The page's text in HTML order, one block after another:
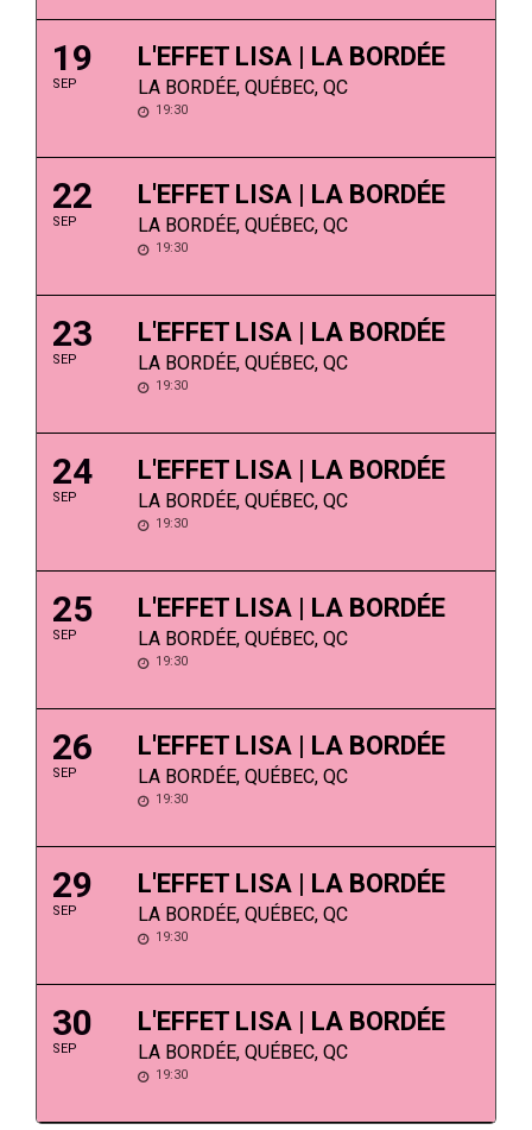
19
SEP
L'EFFET LISA | LA BORDÉE
LA BORDÉE, QUÉBEC, QC
19:30
22
SEP
L'EFFET LISA | LA BORDÉE
LA BORDÉE, QUÉBEC, QC
19:30
23
SEP
L'EFFET LISA | LA BORDÉE
LA BORDÉE, QUÉBEC, QC
19:30
24
SEP
L'EFFET LISA | LA BORDÉE
LA BORDÉE, QUÉBEC, QC
19:30
25
SEP
L'EFFET LISA | LA BORDÉE
LA BORDÉE, QUÉBEC, QC
19:30
26
SEP
L'EFFET LISA | LA BORDÉE
LA BORDÉE, QUÉBEC, QC
19:30
29
SEP
L'EFFET LISA | LA BORDÉE
LA BORDÉE, QUÉBEC, QC
19:30
30
SEP
L'EFFET LISA | LA BORDÉE
LA BORDÉE, QUÉBEC, QC
19:30